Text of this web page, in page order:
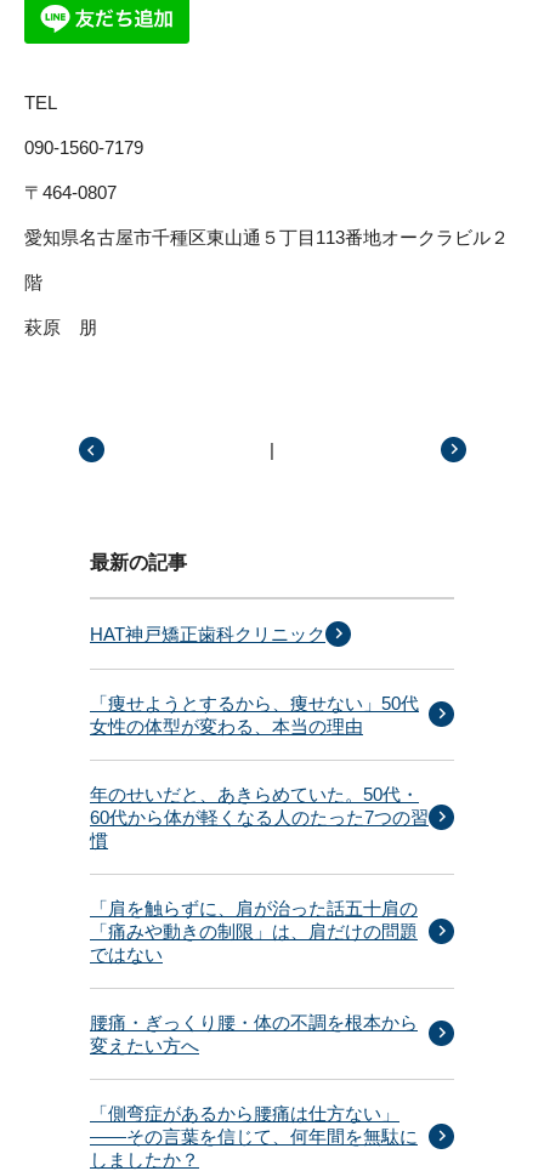
TEL
090-1560-7179
〒464-0807
愛知県名古屋市千種区東山通５丁目113番地オークラビル２
階
萩原 朋
|
最新の記事
HAT神戸矯正歯科クリニック
「痩せようとするから、痩せない」50代
女性の体型が変わる、本当の理由
年のせいだと、あきらめていた。50代・
60代から体が軽くなる人のたった7つの習
慣
「肩を触らずに、肩が治った話五十肩の
「痛みや動きの制限」は、肩だけの問題
ではない
腰痛・ぎっくり腰・体の不調を根本から
変えたい方へ
「側弯症があるから腰痛は仕方ない」
——その言葉を信じて、何年間を無駄に
しましたか？